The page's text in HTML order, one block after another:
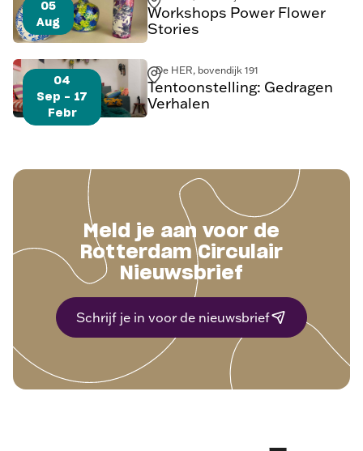
05
Aug
Workshops Power Flower
Stories
04
Sep - 17
Febr
De HER, bovendijk 191
Tentoonstelling: Gedragen
Verhalen
Meld je aan voor de
Rotterdam Circulair
Nieuwsbrief
Schrijf je in voor de nieuwsbrief